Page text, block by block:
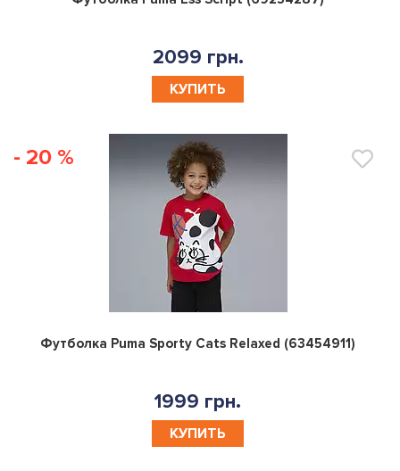
2099 грн.
КУПИТЬ
- 20 %
0
Футболка Puma Sporty Cats Relaxed (63454911)
1999 грн.
КУПИТЬ